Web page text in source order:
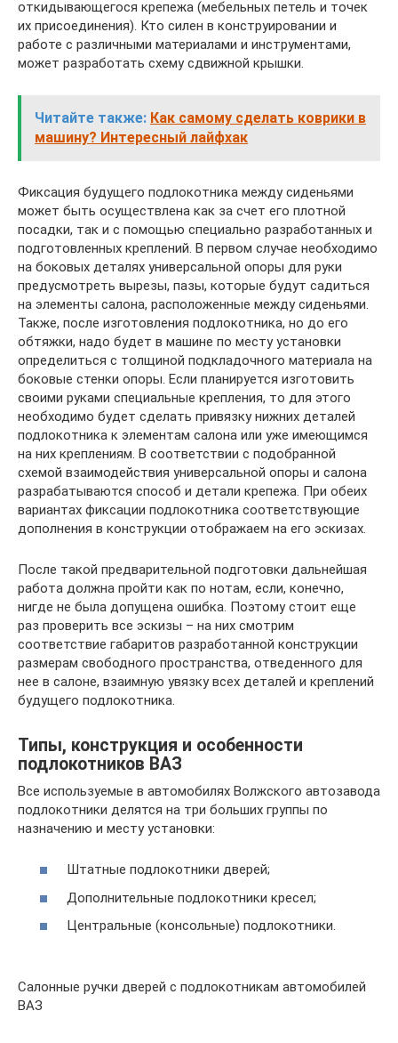
откидывающегося крепежа (мебельных петель и точек
их присоединения). Кто силен в конструировании и
работе с различными материалами и инструментами,
может разработать схему сдвижной крышки.
Читайте также: Как самому сделать коврики в
машину? Интересный лайфхак
Фиксация будущего подлокотника между сиденьями
может быть осуществлена как за счет его плотной
посадки, так и с помощью специально разработанных и
подготовленных креплений. В первом случае необходимо
на боковых деталях универсальной опоры для руки
предусмотреть вырезы, пазы, которые будут садиться
на элементы салона, расположенные между сиденьями.
Также, после изготовления подлокотника, но до его
обтяжки, надо будет в машине по месту установки
определиться с толщиной подкладочного материала на
боковые стенки опоры. Если планируется изготовить
своими руками специальные крепления, то для этого
необходимо будет сделать привязку нижних деталей
подлокотника к элементам салона или уже имеющимся
на них креплениям. В соответствии с подобранной
схемой взаимодействия универсальной опоры и салона
разрабатываются способ и детали крепежа. При обеих
вариантах фиксации подлокотника соответствующие
дополнения в конструкции отображаем на его эскизах.
После такой предварительной подготовки дальнейшая
работа должна пройти как по нотам, если, конечно,
нигде не была допущена ошибка. Поэтому стоит еще
раз проверить все эскизы – на них смотрим
соответствие габаритов разработанной конструкции
размерам свободного пространства, отведенного для
нее в салоне, взаимную увязку всех деталей и креплений
будущего подлокотника.
Типы, конструкция и особенности
подлокотников ВАЗ
Все используемые в автомобилях Волжского автозавода
подлокотники делятся на три больших группы по
назначению и месту установки:
Штатные подлокотники дверей;
Дополнительные подлокотники кресел;
Центральные (консольные) подлокотники.
Салонные ручки дверей с подлокотникам автомобилей
ВАЗ